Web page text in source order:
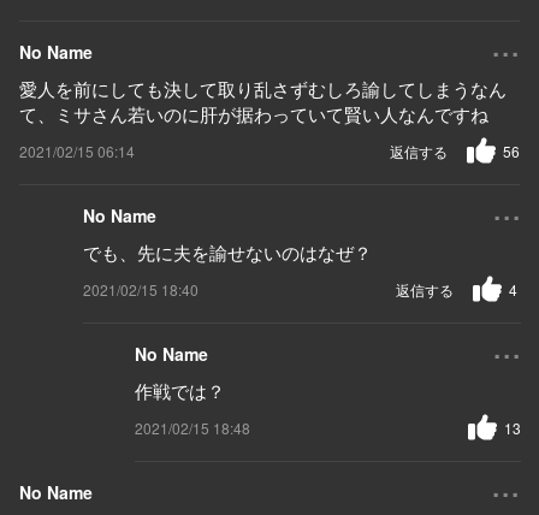
No Name ...
愛人を前にしても決して取り乱さずむしろ諭してしまうなん
て、ミサさん若いのに肝が据わっていて賢い人なんですね
2021/02/15 06:14 56
返信する
No Name ...
でも、先に夫を諭せないのはなぜ？
2021/02/15 18:40 4
返信する
No Name ...
作戦では？
2021/02/15 18:48 13
No Name ...